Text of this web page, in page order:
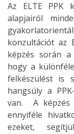
Az ELTE PPK
alapjairól
konzultációt az
képzés során
hogy a
felkészülést is
hangsúly a
van. A képzés
ennyiféle
ezeket,